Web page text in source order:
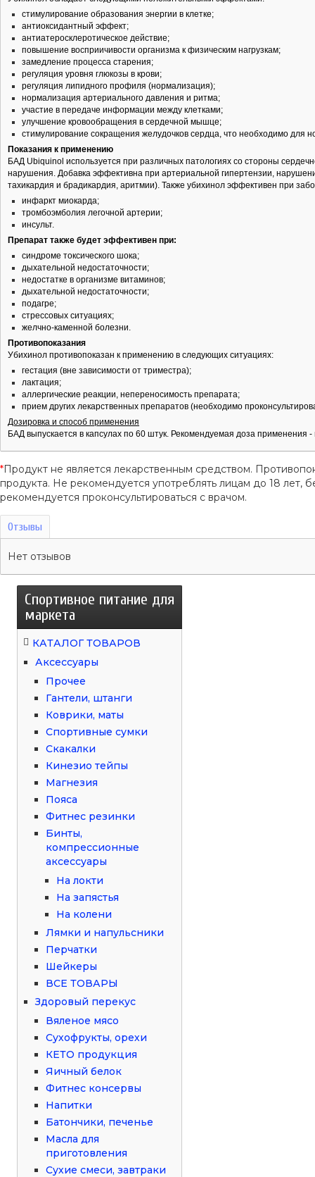
стимулирование образования энергии в клетке;
антиоксидантный эффект;
антиатеросклеротическое действие;
повышение восприичивости организма к физическим нагрузкам;
замедление процесса старения;
регуляция уровня глюкозы в крови;
регуляция липидного профиля (нормализация);
нормализация артериального давления и ритма;
участие в передаче информации между клетками;
улучшение кровообращения в сердечной мышце;
стимулирование сокращения желудочков сердца, что необходимо для
Показания к применению
БАД Ubiquinol используется при различных патологиях со стороны
нарушения. Добавка эффективна при артериальной гипертензии,
тахикардия и брадикардия, аритмии). Также убихинол эффективен при
инфаркт миокарда;
тромбоэмболия легочной артерии;
инсульт.
Препарат также будет эффективен при:
синдроме токсического шока;
дыхательной недостаточности;
недостатке в организме витаминов;
дыхательной недостаточности;
подагре;
стрессовых ситуациях;
желчно-каменной болезни.
Противопоказания
Убихинол противопоказан к применению в следующих ситуациях:
гестация (вне зависимости от триместра);
лактация;
аллергические реакции, непереносимость препарата;
прием других лекарственных препаратов (необходимо
Дозировка и способ применения
БАД выпускается в капсулах по 60 штук. Рекомендуемая доза применения -
*Продукт не является лекарственным средством.
продукта. Не рекомендуется употреблять лицам до 18
рекомендуется проконсультироваться с врачом.
Отзывы
Нет отзывов
Спортивное питание для
маркета
КАТАЛОГ ТОВАРОВ
Аксессуары
Прочее
Гантели, штанги
Коврики, маты
Спортивные сумки
Скакалки
Кинезио тейпы
Магнезия
Пояса
Фитнес резинки
Бинты,
компрессионные
аксессуары
На локти
На запястья
На колени
Лямки и напульсники
Перчатки
Шейкеры
ВСЕ ТОВАРЫ
Здоровый перекус
Вяленое мясо
Сухофрукты, орехи
КЕТО продукция
Яичный белок
Фитнес консервы
Напитки
Батончики, печенье
Масла для
приготовления
Сухие смеси, завтраки